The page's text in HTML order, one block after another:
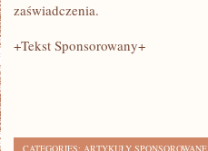
zaświadczenia.
+Tekst Sponsorowany+
CATEGORIES: ARTYKUŁY SPONSOROWANE